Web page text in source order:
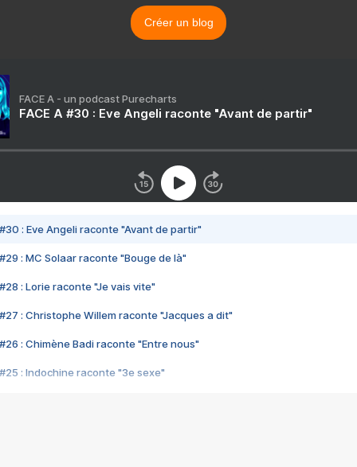
Créer un blog
FACE A - un podcast Purecharts
FACE A #30 : Eve Angeli raconte "Avant de partir"
#30 : Eve Angeli raconte "Avant de partir"
#29 : MC Solaar raconte "Bouge de là"
#28 : Lorie raconte "Je vais vite"
#27 : Christophe Willem raconte "Jacques a dit"
#26 : Chimène Badi raconte "Entre nous"
#25 : Indochine raconte "3e sexe"